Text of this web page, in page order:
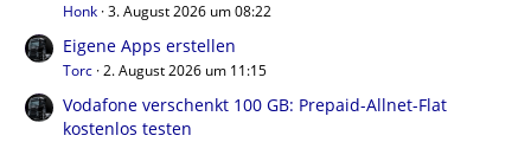
Honk 3. August 2026 um 08:22
Eigene Apps erstellen
Torc 2. August 2026 um 11:15
Vodafone verschenkt 100 GB: Prepaid-Allnet-Flat
kostenlos testen